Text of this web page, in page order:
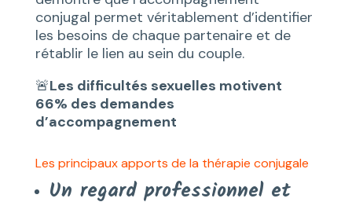
conjugal permet véritablement d’identifier
les besoins de chaque partenaire et de
rétablir le lien au sein du couple.
🚨Les difficultés sexuelles motivent
66% des demandes
d’accompagnement
Les principaux apports de la thérapie conjugale
Un regard professionnel et